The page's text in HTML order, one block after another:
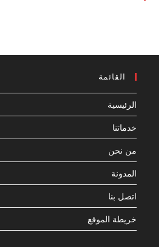
القائمة
الرئيسية
خدماتنا
من نحن
المدونة
اتصل بنا
خريطة الموقع